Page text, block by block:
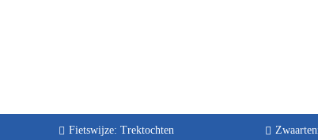
Fietswijze: Trektochten